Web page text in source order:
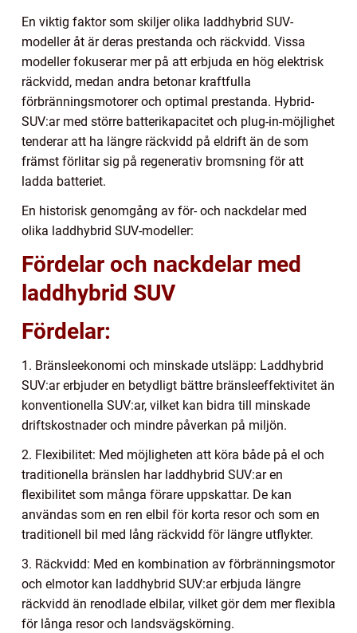
En viktig faktor som skiljer olika laddhybrid SUV-
modeller åt är deras prestanda och räckvidd. Vissa
modeller fokuserar mer på att erbjuda en hög elektrisk
räckvidd, medan andra betonar kraftfulla
förbränningsmotorer och optimal prestanda. Hybrid-
SUV:ar med större batterikapacitet och plug-in-möjlighet
tenderar att ha längre räckvidd på eldrift än de som
främst förlitar sig på regenerativ bromsning för att
ladda batteriet.
En historisk genomgång av för- och nackdelar med
olika laddhybrid SUV-modeller:
Fördelar och nackdelar med
laddhybrid SUV
Fördelar:
1. Bränsleekonomi och minskade utsläpp: Laddhybrid
SUV:ar erbjuder en betydligt bättre bränsleeffektivitet än
konventionella SUV:ar, vilket kan bidra till minskade
driftskostnader och mindre påverkan på miljön.
2. Flexibilitet: Med möjligheten att köra både på el och
traditionella bränslen har laddhybrid SUV:ar en
flexibilitet som många förare uppskattar. De kan
användas som en ren elbil för korta resor och som en
traditionell bil med lång räckvidd för längre utflykter.
3. Räckvidd: Med en kombination av förbränningsmotor
och elmotor kan laddhybrid SUV:ar erbjuda längre
räckvidd än renodlade elbilar, vilket gör dem mer flexibla
för långa resor och landsvägskörning.